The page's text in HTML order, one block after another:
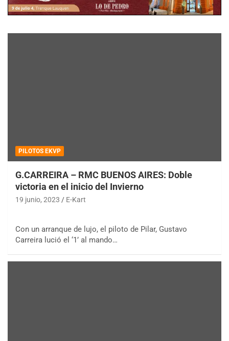
PILOTOS EKVP
G.CARREIRA – RMC BUENOS AIRES: Doble
victoria en el inicio del Invierno
19 junio, 2023 E-Kart
Con un arranque de lujo, el piloto de Pilar, Gustavo
Carreira lució el ‘1’ al mando…